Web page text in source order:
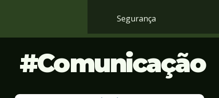
Segurança
Comunicação